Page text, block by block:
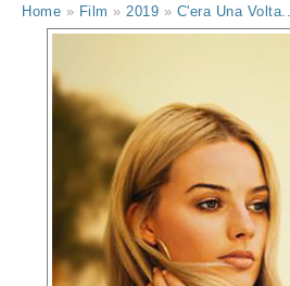
Home » Film » 2019 » C'era Una